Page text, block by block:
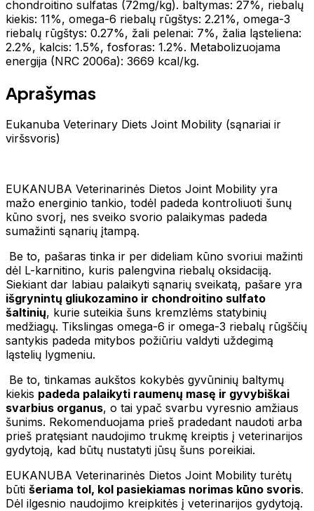
chondroitino sulfatas (72mg/kg). baltymas: 27%, riebalų
kiekis: 11%, omega-6 riebalų rūgštys: 2.21%, omega-3
riebalų rūgštys: 0.27%, žali pelenai: 7%, žalia ląsteliena:
2.2%, kalcis: 1.5%, fosforas: 1.2%. Metabolizuojama
energija (NRC 2006a): 3669 kcal/kg.
Aprašymas
Eukanuba Veterinary Diets Joint Mobility (sąnariai ir
viršsvoris)
EUKANUBA Veterinarinės Dietos Joint Mobility yra
mažo energinio tankio, todėl padeda kontroliuoti šunų
kūno svorį, nes sveiko svorio palaikymas padeda
sumažinti sąnarių įtampą.
Be to, pašaras tinka ir per dideliam kūno svoriui mažinti
dėl L-karnitino, kuris palengvina riebalų oksidaciją.
Siekiant dar labiau palaikyti sąnarių sveikatą, pašare yra
išgrynintų gliukozamino ir chondroitino sulfato
šaltinių, kurie suteikia šuns kremzlėms statybinių
medžiagų. Tikslingas omega-6 ir omega-3 riebalų rūgščių
santykis padeda mitybos požiūriu valdyti uždegimą
ląstelių lygmeniu.
Be to, tinkamas aukštos kokybės gyvūninių baltymų
kiekis padeda palaikyti raumenų masę ir gyvybiškai
svarbius organus, o tai ypač svarbu vyresnio amžiaus
šunims. Rekomenduojama prieš pradedant naudoti arba
prieš pratęsiant naudojimo trukmę kreiptis į veterinarijos
gydytoją, kad būtų nustatyti jūsų šuns poreikiai.
EUKANUBA Veterinarinės Dietos Joint Mobility turėtų
būti šeriama tol, kol pasiekiamas norimas kūno svoris.
Dėl ilgesnio naudojimo kreipkitės į veterinarijos gydytoją.